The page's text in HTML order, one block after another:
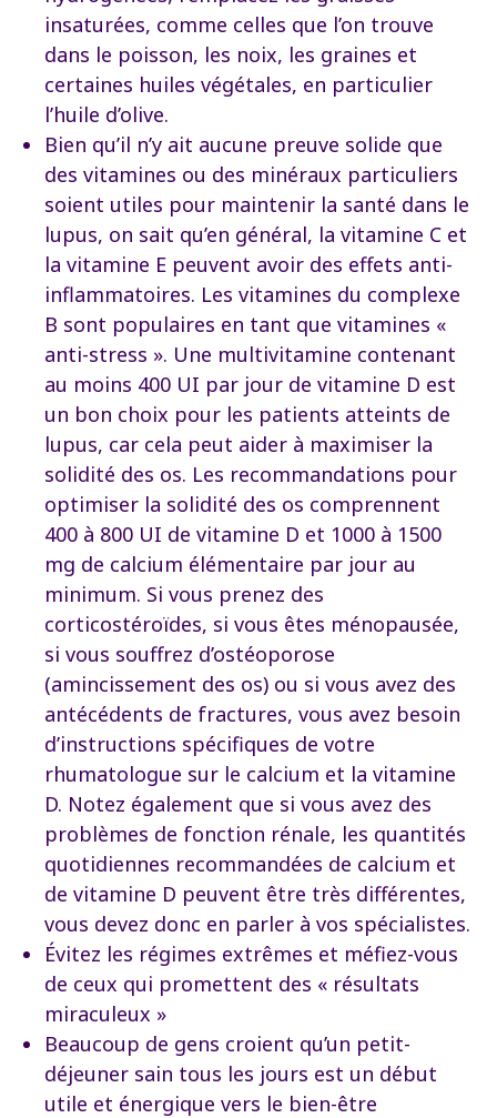
insaturées, comme celles que l’on trouve
dans le poisson, les noix, les graines et
certaines huiles végétales, en particulier
l’huile d’olive.
Bien qu’il n’y ait aucune preuve solide que
des vitamines ou des minéraux particuliers
soient utiles pour maintenir la santé dans le
lupus, on sait qu’en général, la vitamine C et
la vitamine E peuvent avoir des effets anti-
inflammatoires. Les vitamines du complexe
B sont populaires en tant que vitamines «
anti-stress ». Une multivitamine contenant
au moins 400 UI par jour de vitamine D est
un bon choix pour les patients atteints de
lupus, car cela peut aider à maximiser la
solidité des os. Les recommandations pour
optimiser la solidité des os comprennent
400 à 800 UI de vitamine D et 1000 à 1500
mg de calcium élémentaire par jour au
minimum. Si vous prenez des
corticostéroïdes, si vous êtes ménopausée,
si vous souffrez d’ostéoporose
(amincissement des os) ou si vous avez des
antécédents de fractures, vous avez besoin
d’instructions spécifiques de votre
rhumatologue sur le calcium et la vitamine
D. Notez également que si vous avez des
problèmes de fonction rénale, les quantités
quotidiennes recommandées de calcium et
de vitamine D peuvent être très différentes,
vous devez donc en parler à vos spécialistes.
Évitez les régimes extrêmes et méfiez-vous
de ceux qui promettent des « résultats
miraculeux »
Beaucoup de gens croient qu’un petit-
déjeuner sain tous les jours est un début
utile et énergique vers le bien-être